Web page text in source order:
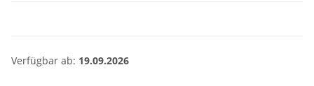
Verfügbar ab: 19.09.2026